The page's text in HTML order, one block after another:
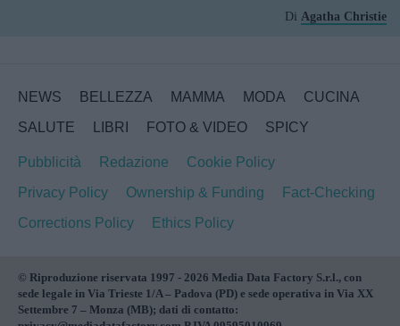
Di Agatha Christie
NEWS BELLEZZA MAMMA MODA
CUCINA
SALUTE
LIBRI FOTO & VIDEO SPICY
Pubblicità Redazione
Cookie Policy
Privacy Policy
Ownership & Funding
Fact-Checking
Corrections Policy
Ethics Policy
© Riproduzione riservata 1997 - 2026 Media Data Factory S.r.l., con
sede legale in Via Trieste 1/A – Padova (PD) e sede operativa in Via XX
Settembre 7 – Monza (MB); dati di contatto: